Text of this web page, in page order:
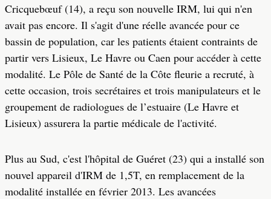
Cricquebœuf (14), a reçu son nouvelle IRM, lui qui n'en
avait pas encore. Il s'agit d'une réelle avancée pour ce
bassin de population, car les patients étaient contraints de
partir vers Lisieux, Le Havre ou Caen pour accéder à cette
modalité. Le Pôle de Santé de la Côte fleurie a recruté, à
cette occasion, trois secrétaires et trois manipulateurs et le
groupement de radiologues de l’estuaire (Le Havre et
Lisieux) assurera la partie médicale de l'activité.
Plus au Sud, c'est l'hôpital de Guéret (23) qui a installé son
nouvel appareil d'IRM de 1,5T, en remplacement de la
modalité installée en février 2013. Les avancées